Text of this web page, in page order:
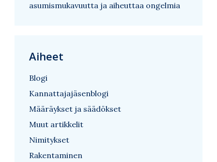
asumismukavuutta ja aiheuttaa ongelmia
Aiheet
Blogi
Kannattajajäsenblogi
Määräykset ja säädökset
Muut artikkelit
Nimitykset
Rakentaminen